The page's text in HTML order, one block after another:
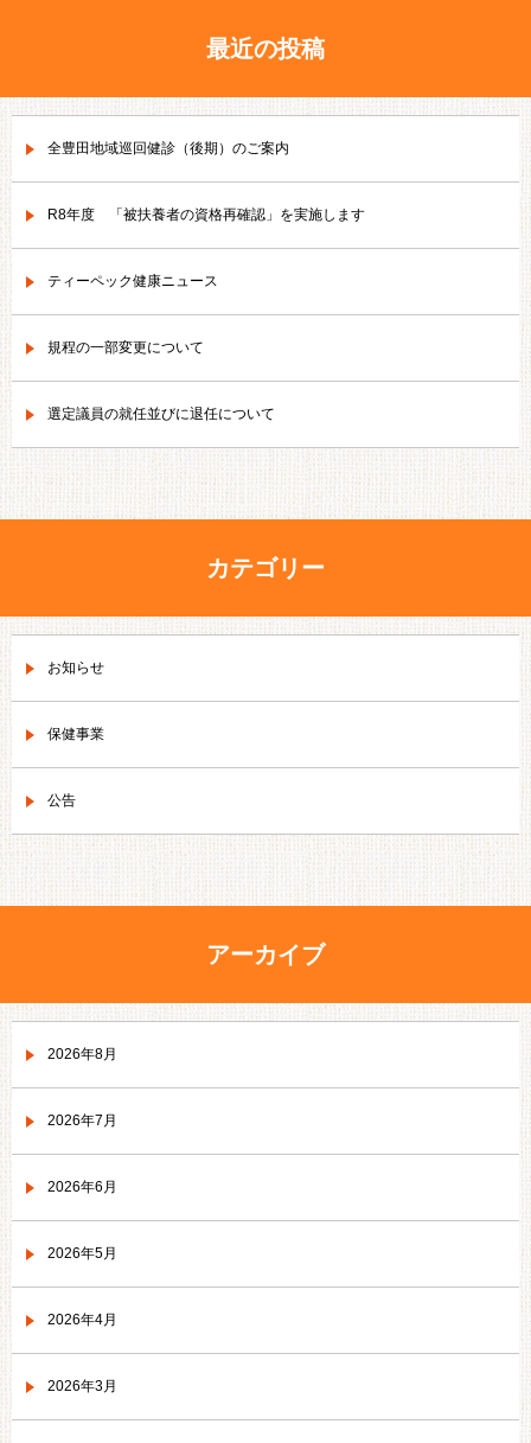
最近の投稿
全豊田地域巡回健診（後期）のご案内
R8年度 「被扶養者の資格再確認」を実施します
ティーペック健康ニュース
規程の一部変更について
選定議員の就任並びに退任について
カテゴリー
お知らせ
保健事業
公告
アーカイブ
2026年8月
2026年7月
2026年6月
2026年5月
2026年4月
2026年3月